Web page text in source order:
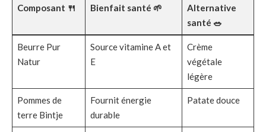
Composant 🍴 Bienfait santé 🌱
Alternative
santé 🥗
Beurre Pur
Natur
Source vitamine A et
E
Crème
végétale
légère
Pommes de
terre Bintje
Fournit énergie
durable
Patate douce